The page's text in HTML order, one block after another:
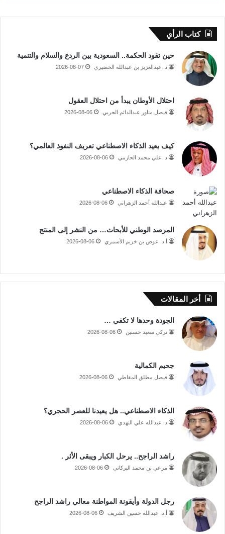
كتاب الرأي
حين تقود الحكمة.. السعودية بين الردع والسلام والتنمية
د. عبدالعزيز بن عبدالله الخضيري 2026-08-07
احتلال الأوطان يبدأ من احتلال العقول
فيصل مناور عبدالدائم الحربي 2026-08-06
كيف يعيد الذكاء الاصطناعي تعريف النفوذ العالمي؟
د. علي محمد الحازمي 2026-08-06
صحافة الذكاء الاصطناعي
عبدالله أحمد الزهراني 2026-08-06
المرصد الوطني للأبحاث… من النشر إلى المنتج
أ.د. عوض بن خزيم الأسمري 2026-08-06
أخر المقالات
الجودة وحدها لا تكفي …
تركي سعيد حسنين 2026-08-06
جحيم الكمالية
فيصل مطلق المقاطي 2026-08-06
الذكاء الاصطناعي.. هل يعيدنا للعصر الحجري؟
د. عبدالله علي النهدي 2026-08-06
راشد الراجح.. يرحل الكبار ويبقى الأثر .
مرعي بن محمد البركاتي 2026-08-06
رجل الدولة وأيقونة المواطنة معالي راشد الراجح
أ.د. عبدالله حسين الشريف 2026-08-06